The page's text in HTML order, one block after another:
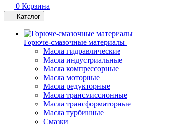
0 Корзина
Каталог
Горюче-смазочные материалы
Масла гидравлические
Масла индустриальные
Масла компрессорные
Масла моторные
Масла редукторные
Масла трансмиссионные
Масла трансформаторные
Масла турбинные
Смазки